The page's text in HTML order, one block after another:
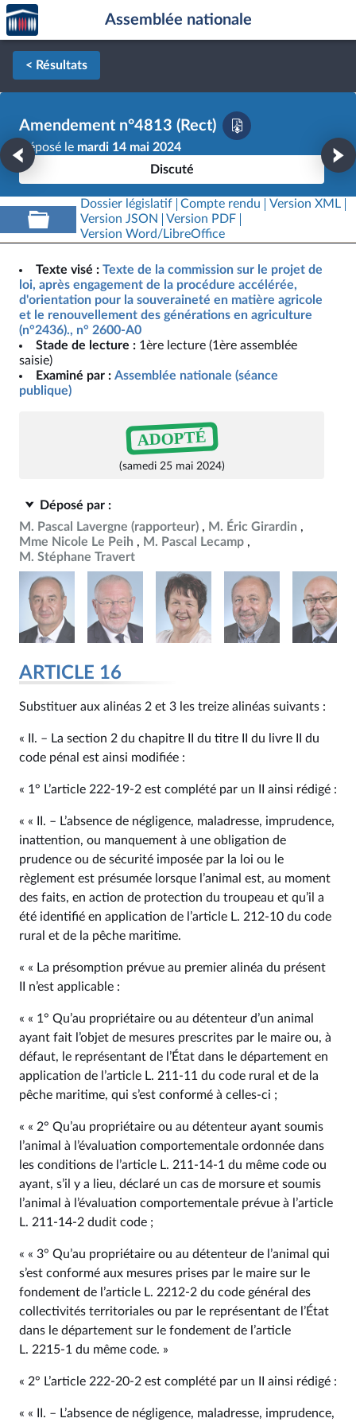
Aller au contenu
Aller en bas de la page
Accèder
à la
page
d'accueil
Assemblée nationale
< Résultats
Amendement n°4813 (Rect)
Déposé le mardi 14 mai 2024
Discuté
Dossier législatif Compte rendu
Version XML
Version JSON
Version PDF
Version Word/LibreOffice
Texte visé : Texte de la commission sur le projet de
loi, après engagement de la procédure accélérée,
d'orientation pour la souveraineté en matière agricole
et le renouvellement des générations en agriculture
(n°2436)., n° 2600-A0
Stade de lecture : 1ère lecture (1ère assemblée
saisie)
Examiné par : Assemblée nationale (séance
publique)
ADOPTÉ
(samedi 25 mai 2024)
Déposé par :
M. Pascal Lavergne (rapporteur)
M. Éric Girardin
Mme Nicole Le Peih
M. Pascal Lecamp
M. Stéphane Travert
ARTICLE 16
Substituer aux alinéas 2 et 3 les treize alinéas suivants :
« II. – La section 2 du chapitre II du titre II du livre II du
code pénal est ainsi modifiée :
« 1° L’article 222‑19‑2 est complété par un II ainsi rédigé :
« « II. – L’absence de négligence, maladresse, imprudence,
inattention, ou manquement à une obligation de
prudence ou de sécurité imposée par la loi ou le
règlement est présumée lorsque l’animal est, au moment
des faits, en action de protection du troupeau et qu’il a
été identifié en application de l’article L. 212‑10 du code
rural et de la pêche maritime.
« « La présomption prévue au premier alinéa du présent
II n’est applicable :
« « 1° Qu’au propriétaire ou au détenteur d’un animal
ayant fait l’objet de mesures prescrites par le maire ou, à
défaut, le représentant de l’État dans le département en
application de l’article L. 211‑11 du code rural et de la
pêche maritime, qui s’est conformé à celles-ci ;
« « 2° Qu’au propriétaire ou au détenteur ayant soumis
l’animal à l’évaluation comportementale ordonnée dans
les conditions de l’article L. 211‑14‑1 du même code ou
ayant, s’il y a lieu, déclaré un cas de morsure et soumis
l’animal à l’évaluation comportementale prévue à l’article
L. 211‑14‑2 dudit code ;
« « 3° Qu’au propriétaire ou au détenteur de l’animal qui
s’est conformé aux mesures prises par le maire sur le
fondement de l’article L. 2212‑2 du code général des
collectivités territoriales ou par le représentant de l’État
dans le département sur le fondement de l’article
L. 2215‑1 du même code. »
« 2° L’article 222‑20‑2 est complété par un II ainsi rédigé :
« « II. – L’absence de négligence, maladresse, imprudence,